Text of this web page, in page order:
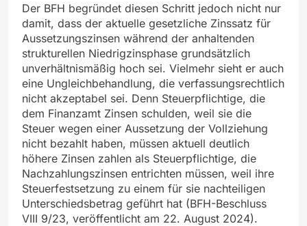
Der BFH begründet diesen Schritt jedoch nicht nur
damit, dass der aktuelle gesetzliche Zinssatz für
Aussetzungszinsen während der anhaltenden
strukturellen Niedrigzinsphase grundsätzlich
unverhältnismäßig hoch sei. Vielmehr sieht er auch
eine Ungleichbehandlung, die verfassungsrechtlich
nicht akzeptabel sei. Denn Steuerpflichtige, die
dem Finanzamt Zinsen schulden, weil sie die
Steuer wegen einer Aussetzung der Vollziehung
nicht bezahlt haben, müssen aktuell deutlich
höhere Zinsen zahlen als Steuerpflichtige, die
Nachzahlungszinsen entrichten müssen, weil ihre
Steuerfestsetzung zu einem für sie nachteiligen
Unterschiedsbetrag geführt hat (BFH-Beschluss
VIII 9/23, veröffentlicht am 22. August 2024).